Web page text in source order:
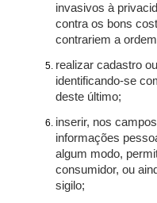
invasivos à
contra os bons
contrariem a
realizar cadastro
identificando-se
deste último;
inserir, nos
informações
algum modo,
consumidor, ou
sigilo;